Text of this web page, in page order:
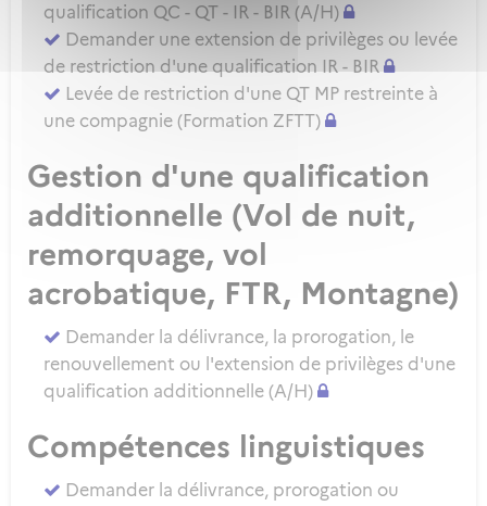
qualification QC - QT - IR - BIR (A/H)
Demander une extension de privilèges ou levée
de restriction d'une qualification IR - BIR
Levée de restriction d'une QT MP restreinte à
une compagnie (Formation ZFTT)
Gestion d'une qualification
additionnelle (Vol de nuit,
remorquage, vol
acrobatique, FTR, Montagne)
Demander la délivrance, la prorogation, le
renouvellement ou l'extension de privilèges d'une
qualification additionnelle (A/H)
Compétences linguistiques
Demander la délivrance, prorogation ou